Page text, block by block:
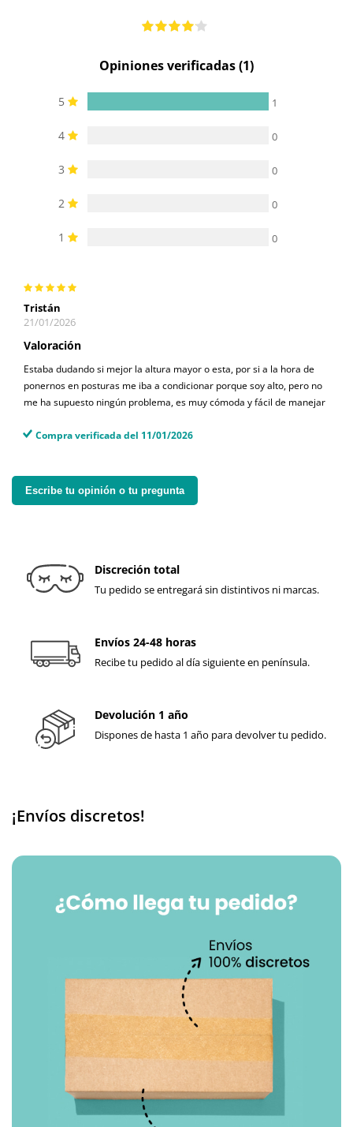
Opiniones verificadas (1)
5 1
4 0
3 0
2 0
1 0
Tristán
21/01/2026
Valoración
Estaba dudando si mejor la altura mayor o esta, por si a la hora de
ponernos en posturas me iba a condicionar porque soy alto, pero no
me ha supuesto ningún problema, es muy cómoda y fácil de manejar
Compra verificada del 11/01/2026
Escribe tu opinión o tu pregunta
Discreción total
Tu pedido se entregará sin distintivos ni marcas.
Envíos 24-48 horas
Recibe tu pedido al día siguiente en península.
Devolución 1 año
Dispones de hasta 1 año para devolver tu pedido.
¡Envíos discretos!